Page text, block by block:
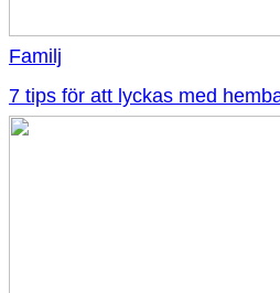
Familj
7 tips för att lyckas med